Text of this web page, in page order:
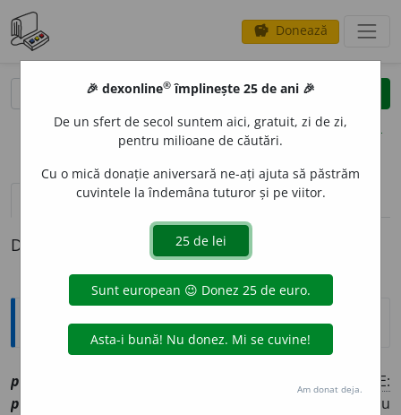
savings Donează
clear
opțiuni
definiții (1) pronunțievolume_up (2)
Definiția cu ID-ul 1191415:
Explicative DEX
poc
E:
potcă
) A(-și) schimba în rău aspectul sau
🎉 dexonline® împlinește 25 de ani 🎉
De un sfert de secol suntem aici, gratuit, zi de zi,
pentru milioane de căutări.
Cu o mică donație aniversară ne-ați ajuta să păstrăm
cuvintele la îndemâna tuturor și pe viitor.
Am donat deja.